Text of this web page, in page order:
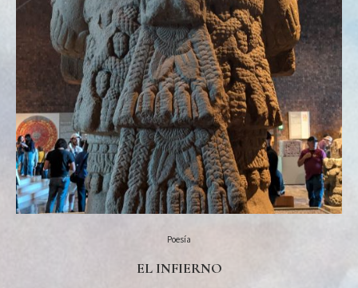
Poesía
EL INFIERNO